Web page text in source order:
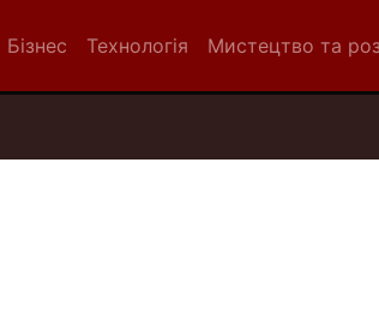
Бізнес Технологія Мистецтво та